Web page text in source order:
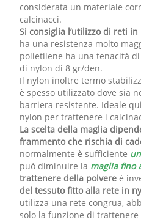
considerata un materiale
calcinacci.
Si consiglia l’utilizzo di reti in
ha una resistenza molto
polietilene ha una tenacità
di nylon di 8 gr/den.
Il nylon inoltre termo
è spesso utilizzato dove sia
barriera resistente. Ideale
nylon per trattenere i
La scelta della maglia
frammento che rischia di
normalmente è sufficiente
può diminuire la maglia fino
trattenere della polvere è
del tessuto fitto alla rete in
utilizza una rete congrua,
solo la funzione di